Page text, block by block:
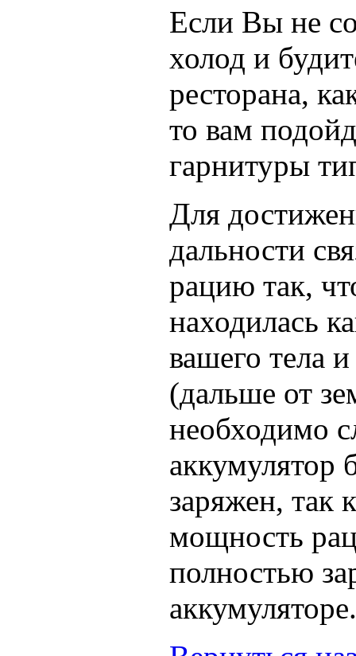
Если Вы не
холод и
ресторана,
то вам
гарнитуры
Для
дальности
рацию так,
находилась
вашего тела
(дальше от
необходимо
аккумулятор
заряжен, так
мощность
полностью
аккумуляторе.